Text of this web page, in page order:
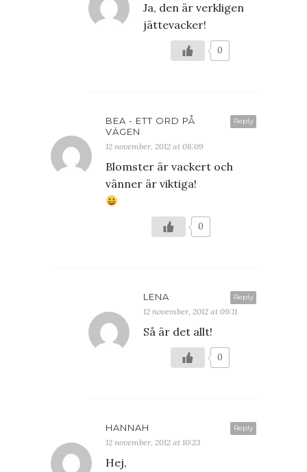
Ja, den är verkligen
jättevacker!
0
Reply
BEA - ETT ORD PÅ
VÄGEN
12 november, 2012 at 08:09
Blomster är vackert och
vänner är viktiga!
0
Reply
LENA
12 november, 2012 at 09:11
Så är det allt!
0
Reply
HANNAH
12 november, 2012 at 10:23
Hej,